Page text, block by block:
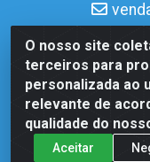
O nosso site
terceiros para
personalizada ao
relevante de
qualidade do
Aceitar
Casa Norte LTDA -
Sept Rosado,